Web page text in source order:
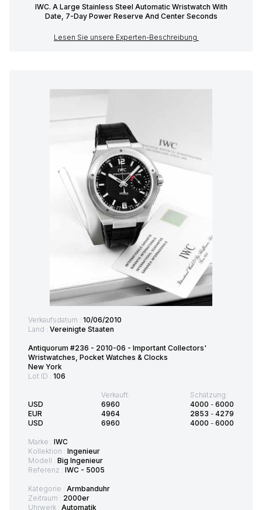
IWC. A Large Stainless Steel Automatic Wristwatch With
Date, 7-Day Power Reserve And Center Seconds
Lesen Sie unsere Experten-Beschreibung
Verkaufsdatum : 10/06/2010
Land : Vereinigte Staaten
Antiquorum #236 - 2010-06 - Important Collectors'
Wristwatches, Pocket Watches & Clocks
New York
Lot ID : 106
USD
EUR
USD
Verkauft:
6960
4964
6960
Schätzung:
4000 - 6000
2853 - 4279
4000 - 6000
Marke : IWC
Kollektion : Ingenieur
Modell : Big Ingenieur
Referenz : IWC - 5005
Kategorie : Armbanduhr
Zeitraum : 2000er
Uhrwerk : Automatik